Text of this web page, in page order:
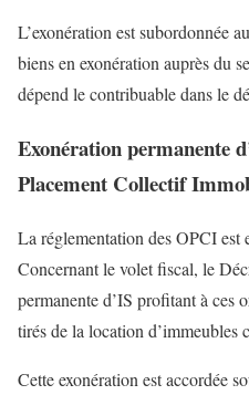
L’exonération est subordonnée
biens en exonération auprès du
dépend le contribuable dans le
Exonération permanente
Placement Collectif
La réglementation des OPCI est
Concernant le volet fiscal, le
permanente d’IS profitant à ces
tirés de la location d’immeubles
Cette exonération est accordée